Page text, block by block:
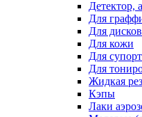
Детектор,
Для
Для
Для кожи
Для
Для
Жидкая
Кэпы
Лаки